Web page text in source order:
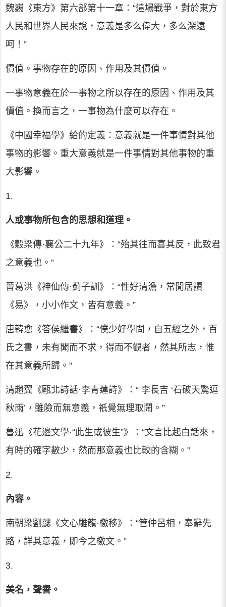
魏巍《東方》第六部第十一章：“這場戰爭，對於東方
人民和世界人民來說，意義是多么偉大，多么深遠
呵！”
價值。事物存在的原因、作用及其價值。
一事物意義在於一事物之所以存在的原因、作用及其
價值。換而言之，一事物為什麼可以存在。
《中國幸福學》給的定義：意義就是一件事情對其他
事物的影響。重大意義就是一件事情對其他事物的重
大影響。
1.
人或事物所包含的思想和道理。
《穀梁傳·襄公二十九年》：“殆其往而喜其反，此致君
之意義也。”
晉葛洪《神仙傳·薊子訓》：“性好清澹，常閒居讀
《易》，小小作文，皆有意義。”
唐韓愈《答侯繼書》：“僕少好學問，自五經之外，百
氏之書，未有聞而不求，得而不觀者，然其所志，惟
在其意義所歸。”
清趙翼《甌北詩話·李青蓮詩》：“ 李長吉 ‘石破天驚逗
秋雨’，雖險而無意義，祇覺無理取鬧。”
魯迅《花邊文學·“此生或彼生”》：“文言比起白話來，
有時的確字數少，然而那意義也比較的含糊。”
2.
內容。
南朝梁劉勰《文心雕龍·檄移》：“管仲呂相，奉辭先
路，詳其意義，即今之檄文。”
3.
美名，聲譽。